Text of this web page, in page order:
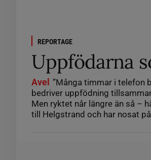
REPORTAGE
Uppfödarna
Avel ”Många timmar i telefon
bedriver uppfödning
Men ryktet når längre än så –
till Helgstrand och har nosat